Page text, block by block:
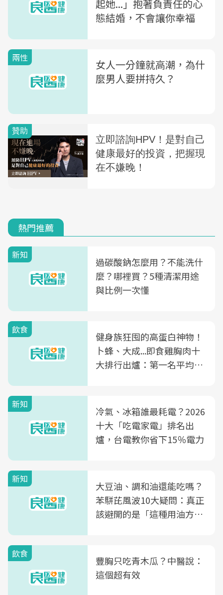
起她...」抱著負責任的心
態結婚，不會讓你幸福
兩性
女人一分鐘就高潮，為什
麼男人要拼持久？
熱門推薦
新知
過碳酸鈉怎麼用？不能洗什
麼？哪裡買？5種清潔用途
與比例一次懂
飲食
健身族狂囤的高蛋白神物！
卜蜂、大成...即食雞胸肉十
大排行出爐：第一名平均一
新知
冷氣、冰箱誰最耗電？2026
十大「吃電家電」排名出
爐，台電教你省下15％電力
新知
大豆油、調和油還能吃嗎？
苯駢芘風波10大疑問：真正
該避開的是「這種用油方
飲食
豐胸只吃青木瓜？中醫說：
這個超有效